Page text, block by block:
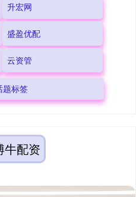
升宏网
盛盈优配
云资管
题标签
牛配资